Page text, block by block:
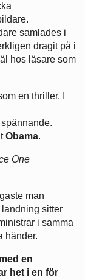
samlades i
dragit på i
hos läsare som
en thriller. I
Obama.
One
man
sitter
i samma
händer.
en
het i en för